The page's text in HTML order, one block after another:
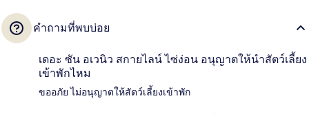
คำถามที่พบบ่อย
เดอะ ซัน อเวนิว สกายไลน์ ไซ่ง่อน อนุญาตให้นำสัตว์เลี้ยง
เข้าพักไหม
ขออภัย ไม่อนุญาตให้สัตว์เลี้ยงเข้าพัก